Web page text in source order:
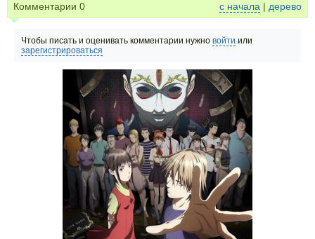
Комментарии 0 с начала | дерево
Чтобы писать и оценивать комментарии нужно войти или
зарегистрироваться